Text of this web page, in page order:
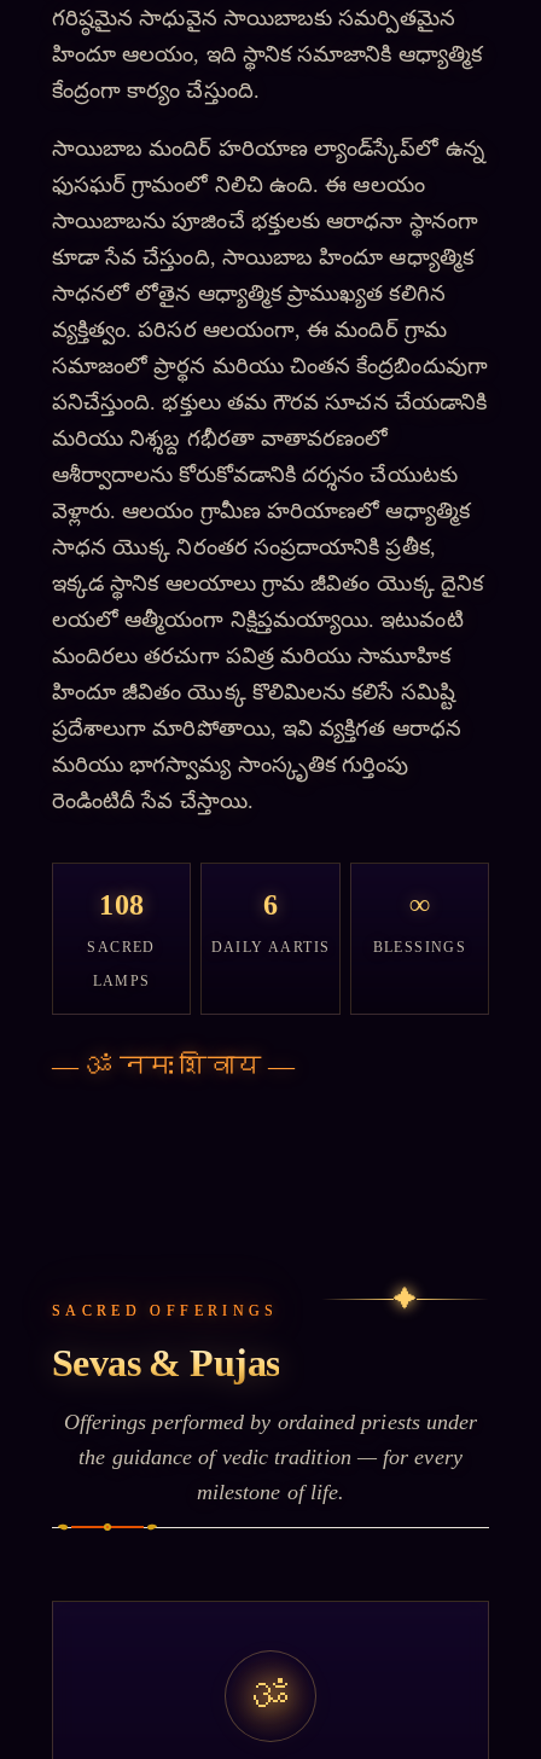
గరిష్ఠమైన సాధువైన సాయిబాబకు సమర్పితమైన
హిందూ ఆలయం, ఇది స్థానిక సమాజానికి ఆధ్యాత్మిక
కేంద్రంగా కార్యం చేస్తుంది.
సాయిబాబ మందిర్ హరియాణ ల్యాండ్‌స్కేప్‌లో ఉన్న
ఫుసఘర్ గ్రామంలో నిలిచి ఉంది. ఈ ఆలయం
సాయిబాబను పూజించే భక్తులకు ఆరాధనా స్థానంగా
కూడా సేవ చేస్తుంది, సాయిబాబ హిందూ ఆధ్యాత్మిక
సాధనలో లోతైన ఆధ్యాత్మిక ప్రాముఖ్యత కలిగిన
వ్యక్తిత్వం. పరిసర ఆలయంగా, ఈ మందిర్ గ్రామ
సమాజంలో ప్రార్థన మరియు చింతన కేంద్రబిందువుగా
పనిచేస్తుంది. భక్తులు తమ గౌరవ సూచన చేయడానికి
మరియు నిశ్శబ్ద గభీరతా వాతావరణంలో
ఆశీర్వాదాలను కోరుకోవడానికి దర్శనం చేయుటకు
వెళ్లారు. ఆలయం గ్రామీణ హరియాణలో ఆధ్యాత్మిక
సాధన యొక్క నిరంతర సంప్రదాయానికి ప్రతీక,
ఇక్కడ స్థానిక ఆలయాలు గ్రామ జీవితం యొక్క దైనిక
లయలో ఆత్మీయంగా నిక్షిప్తమయ్యాయి. ఇటువంటి
మందిరలు తరచుగా పవిత్ర మరియు సామూహిక
హిందూ జీవితం యొక్క కొలిమిలను కలిసే సమిష్టి
ప్రదేశాలుగా మారిపోతాయి, ఇవి వ్యక్తిగత ఆరాధన
మరియు భాగస్వామ్య సాంస్కృతిక గుర్తింపు
రెండింటిదీ సేవ చేస్తాయి.
108
SACRED
LAMPS
6
DAILY AARTIS
∞
BLESSINGS
— ॐ नमः शिवाय—
SACRED OFFERINGS ✦
Sevas & Pujas
Offerings performed by ordained priests under
the guidance of vedic tradition — for every
milestone of life.
ॐ